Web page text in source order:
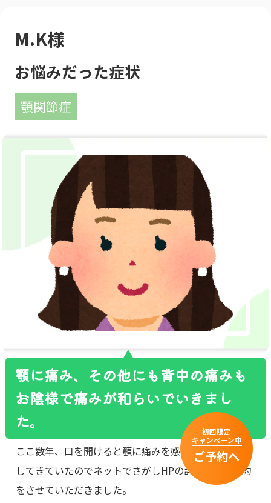
M.K様
お悩みだった症状
顎関節症
顎に痛み、その他にも背中の痛みも
お陰様で痛みが和らいでいきまし
た。
ここ数年、口を開けると顎に痛みを感じだんだん悪化
してきていたのでネットでさがしHPの詳細を見て予約
をさせていただきました。
初回限定
キャンペーン中
ご予約へ